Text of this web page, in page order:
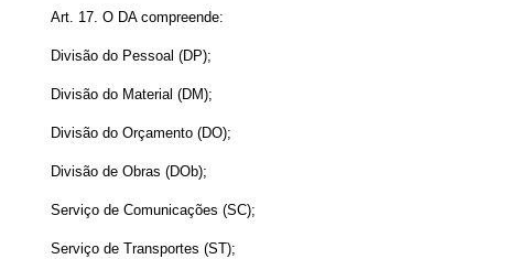
Art. 17. O DA compreende:
Divisão do Pessoal (DP);
Divisão do Material (DM);
Divisão do Orçamento (DO);
Divisão de Obras (DOb);
Serviço de Comunicações (SC);
Serviço de Transportes (ST);